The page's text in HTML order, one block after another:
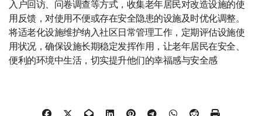
入户回访、问卷调查等方式，收集老年居民对改造设施的使
用反馈，对使用不便或存在安全隐患的设施及时优化调整。
将适老化设施维护纳入社区日常管理工作，定期评估设施使
用状况，确保设施长期稳定发挥作用，让老年居民在安全、
便利的环境中生活，切实提升他们的幸福感与安全感